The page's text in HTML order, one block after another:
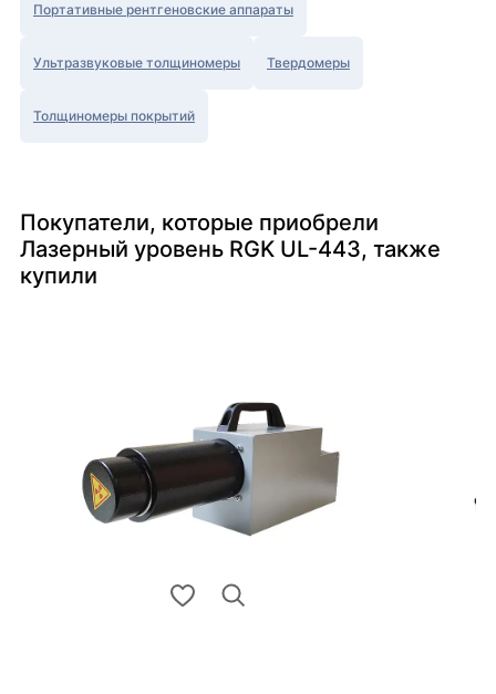
Портативные рентгеновские аппараты
Ультразвуковые толщиномеры Твердомеры
Толщиномеры покрытий
Покупатели, которые приобрели
Лазерный уровень RGK UL-443, также
купили